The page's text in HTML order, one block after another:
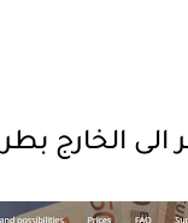
الى الخارج